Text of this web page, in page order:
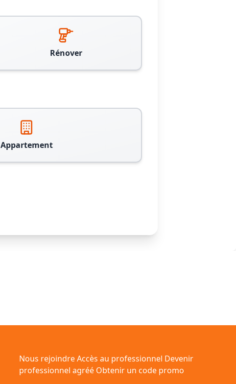
Rénover
Appartement
Nous rejoindreAccès au professionnel Devenir
professionnel agréé Obtenir un code promo